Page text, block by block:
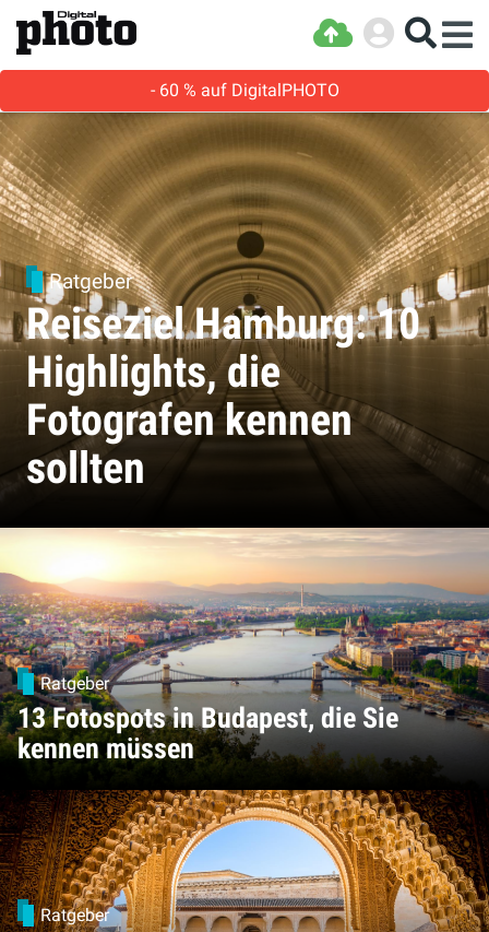
- 60 % auf DigitalPHOTO
Ratgeber
13 Fotospots in Budapest, die Sie
kennen müssen
Ratgeber
Ratgeber
Reiseziel Hamburg: 10
Highlights, die
Fotografen kennen
sollten